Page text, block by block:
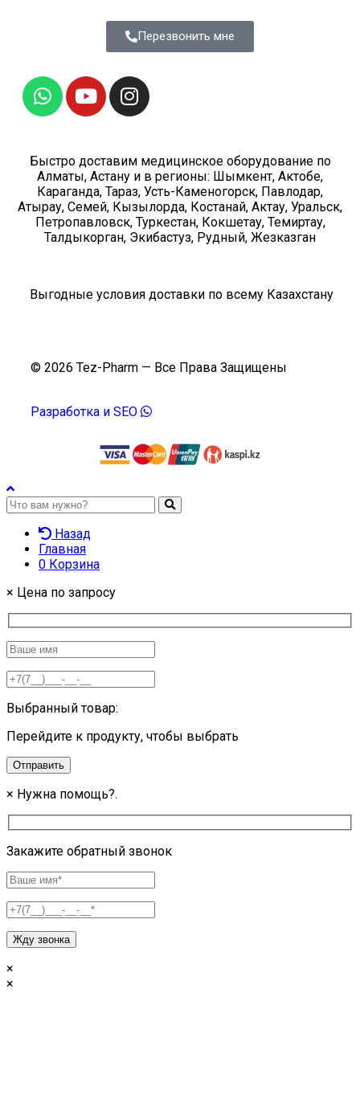
Перезвонить мне
Быстро доставим медицинское оборудование по
Алматы, Астану и в регионы: Шымкент, Актобе,
Караганда, Тараз, Усть-Каменогорск, Павлодар,
Атырау, Семей, Кызылорда, Костанай, Актау, Уральск,
Петропавловск, Туркестан, Кокшетау, Темиртау,
Талдыкорган, Экибастуз, Рудный, Жезказган
Выгодные условия доставки по всему Казахстану
© 2026 Tez-Pharm — Все Права Защищены
Разработка и SEO
Назад
Главная
0 Корзина
× Цена по запросу
Выбранный товар:
Перейдите к продукту, чтобы выбрать
Отправить
× Нужна помощь?.
Закажите обратный звонок
Жду звонка
×
×